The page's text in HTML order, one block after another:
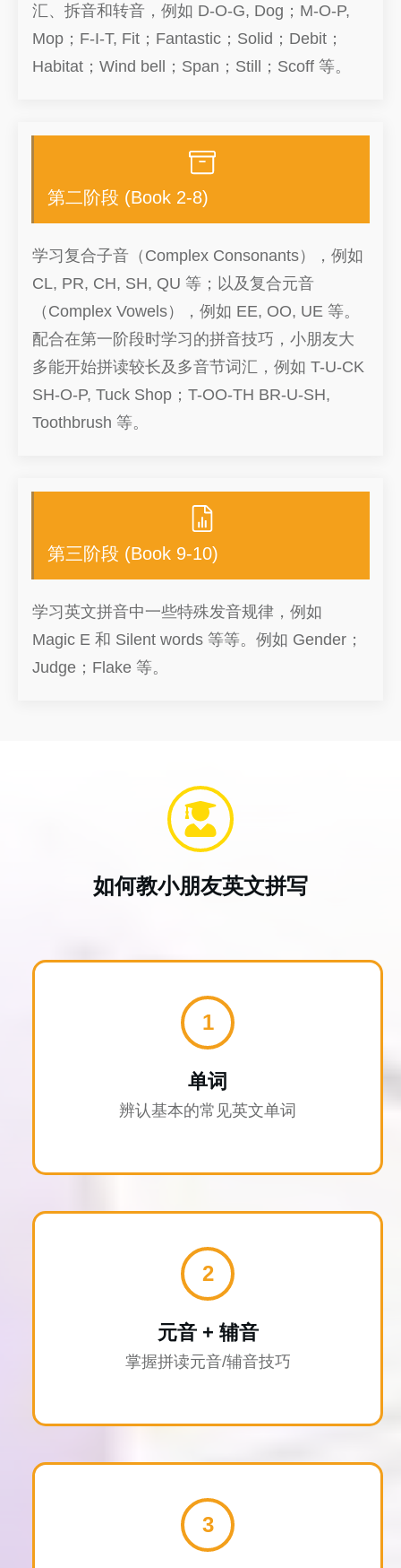
汇、拆音和转音，例如 D-O-G, Dog；M-O-P,
Mop；F-I-T, Fit；Fantastic；Solid；Debit；
Habitat；Wind bell；Span；Still；Scoff 等。
第二阶段 (Book 2-8)
学习复合子音（Complex Consonants），例如
CL, PR, CH, SH, QU 等；以及复合元音
（Complex Vowels），例如 EE, OO, UE 等。
配合在第一阶段时学习的拼音技巧，小朋友大
多能开始拼读较长及多音节词汇，例如 T-U-CK
SH-O-P, Tuck Shop；T-OO-TH BR-U-SH,
Toothbrush 等。
第三阶段 (Book 9-10)
学习英文拼音中一些特殊发音规律，例如
Magic E 和 Silent words 等等。例如 Gender；
Judge；Flake 等。
如何教小朋友英文拼写
1
单词
辨认基本的常见英文单词
2
元音 + 辅音
掌握拼读元音/辅音技巧
3